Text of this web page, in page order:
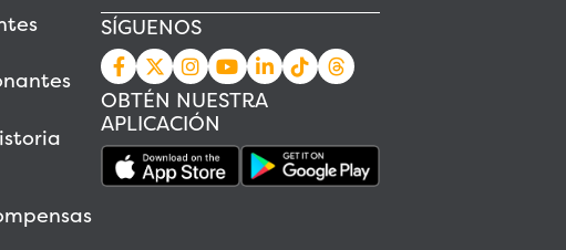
SÍGUENOS
OBTÉN NUESTRA
APLICACIÓN